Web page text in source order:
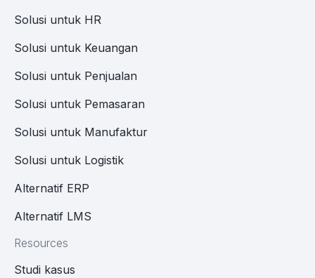
Solusi untuk HR
Solusi untuk Keuangan
Solusi untuk Penjualan
Solusi untuk Pemasaran
Solusi untuk Manufaktur
Solusi untuk Logistik
Alternatif ERP
Alternatif LMS
Resources
Studi kasus